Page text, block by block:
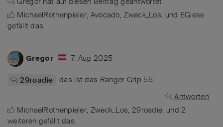
MichaelRothenpieler, Avocado,Zweck_Los, und EGiese
gefällt das.
Gregor 7. Aug 2025
29roadie
das ist das Ranger Grip 55
Antworten
MichaelRothenpieler, Zweck_Los, 29roadie, und2
weiteren gefällt das.